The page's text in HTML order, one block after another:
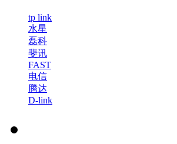
tp link
水星
磊科
斐讯
FAST
电信
腾达
D-link